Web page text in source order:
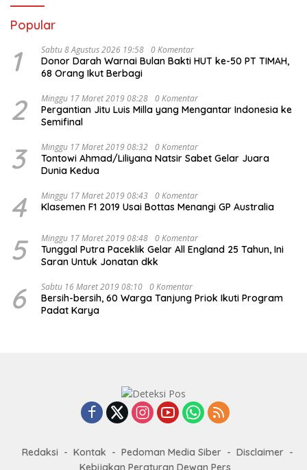
Popular
1 Sabtu 8 Agustus 2026 19:58 0 Komentar
Donor Darah Warnai Bulan Bakti HUT ke-50 PT TIMAH,
68 Orang Ikut Berbagi
2 Minggu 17 Maret 2019 08:28 0 Komentar
Pergantian Jitu Luis Milla yang Mengantar Indonesia ke
Semifinal
3 Minggu 17 Maret 2019 08:32 0 Komentar
Tontowi Ahmad/Liliyana Natsir Sabet Gelar Juara
Dunia Kedua
4 Minggu 17 Maret 2019 08:43 0 Komentar
Klasemen F1 2019 Usai Bottas Menangi GP Australia
5 Minggu 17 Maret 2019 08:48 0 Komentar
Tunggal Putra Paceklik Gelar All England 25 Tahun, Ini
Saran Untuk Jonatan dkk
6 Sabtu 16 Maret 2019 08:10 0 Komentar
Bersih-bersih, 60 Warga Tanjung Priok Ikuti Program
Padat Karya
Redaksi Kontak Pedoman Media Siber
Disclaimer